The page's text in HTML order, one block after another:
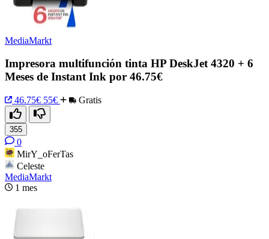
MediaMarkt
Impresora multifunción tinta HP DeskJet 4320 + 6
Meses de Instant Ink por 46.75€
46.75€ 55€ Gratis
355
0
MirY_oFerTas
Celeste
MediaMarkt
1 mes